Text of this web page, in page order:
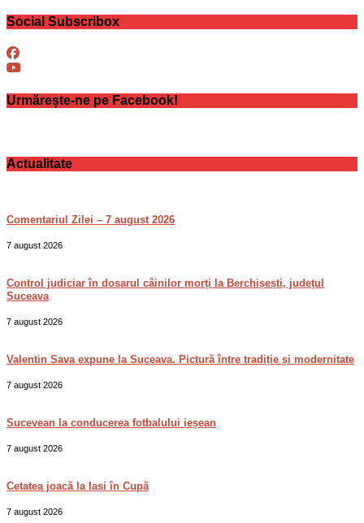
Social Subscribox
Urmărește-ne pe Facebook!
Actualitate
Comentariul Zilei – 7 august 2026
7 august 2026
Control judiciar în dosarul câinilor morți la Berchișești, județul
Suceava
7 august 2026
Valentin Sava expune la Suceava. Pictură între tradiție și modernitate
7 august 2026
Sucevean la conducerea fotbalului ieșean
7 august 2026
Cetatea joacă la Iași în Cupă
7 august 2026